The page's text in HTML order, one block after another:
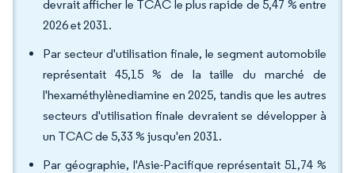
devrait afficher le TCAC le plus rapide de 5,47 % entre
2026 et 2031.
Par secteur d'utilisation finale, le segment automobile
représentait 45,15 % de la taille du marché de
l'hexaméthylènediamine en 2025, tandis que les autres
secteurs d'utilisation finale devraient se développer à
un TCAC de 5,33 % jusqu'en 2031.
Par géographie, l'Asie-Pacifique représentait 51,74 %